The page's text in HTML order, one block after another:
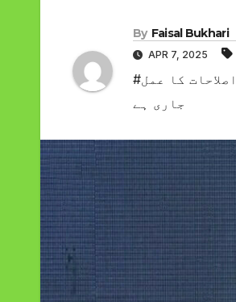
By Faisal Bukhari
APR 7, 2025
#وزیر اعظم شہباز شریف نے کہا ہے کہ بجلی کی قیمتوں میں مزید کمی کے لیے اصلاحات کا عمل
جاری ہے